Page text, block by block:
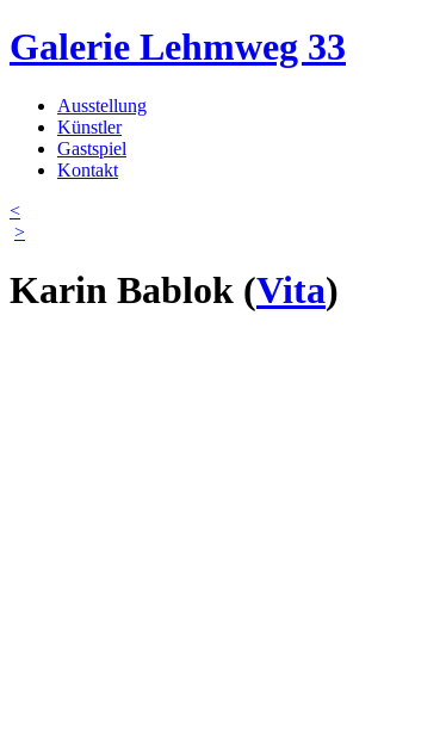
Direkt zum Inhalt
Galerie Lehmweg 33
Hauptmenü
Ausstellung
Künstler
Gastspiel
Kontakt
<
>
Karin Bablok (Vita)